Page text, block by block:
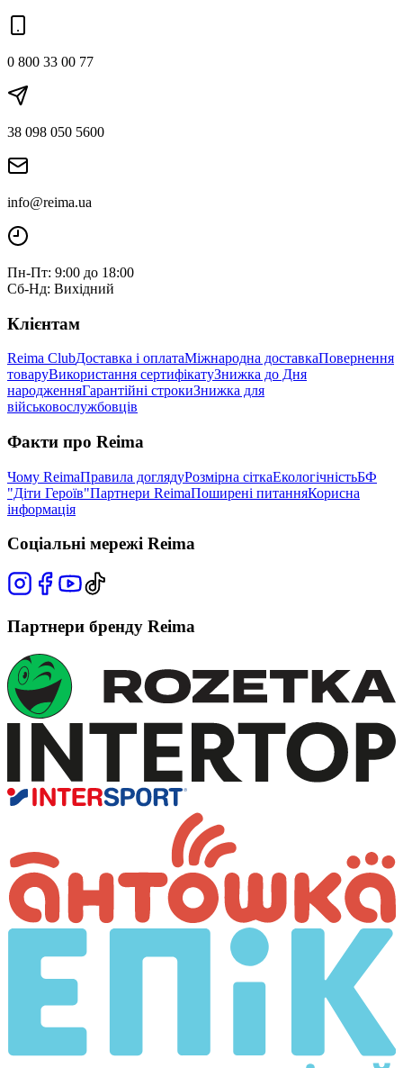
0 800 33 00 77
38 098 050 5600
info@reima.ua
Пн-Пт: 9:00 до 18:00
Сб-Нд: Вихідний
Клієнтам
Reima ClubДоставка і оплатаМіжнародна доставкаПовернення
товаруВикористання сертифікатуЗнижка до Дня
народженняГарантійні строкиЗнижка для
військовослужбовців
Факти про Reima
Чому ReimaПравила доглядуРозмірна сіткаЕкологічністьБФ
"Діти Героїв"Партнери ReimaПоширені питанняКорисна
інформація
Соціальні мережі Reima
Партнери бренду Reima